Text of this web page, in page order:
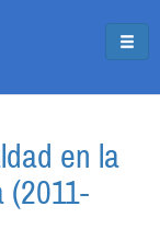
en la
(2011-